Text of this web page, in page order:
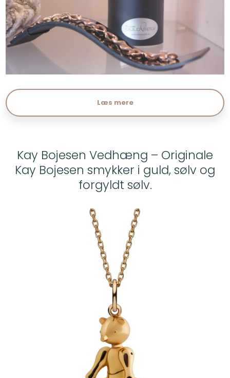
Læs mere​
Kay Bojesen Vedhæng – Originale
Kay Bojesen smykker i guld, sølv og
forgyldt sølv.​